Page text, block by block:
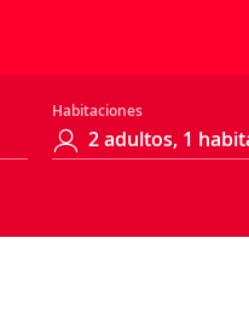
Habitaciones